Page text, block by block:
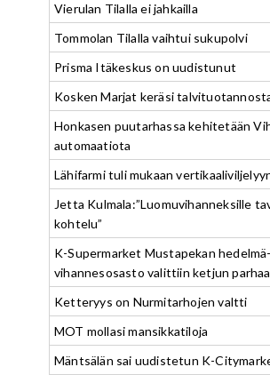
Vierulan Tilalla ei jahkailla
Tommolan Tilalla vaihtui sukupolvi
Prisma Itäkeskus on uudistunut
Kosken Marjat keräsi
Honkasen puutarhassa kehitetään
automaatiota
Lähifarmi tuli mukaan
Jetta Kulmala:”Luomuvihanneksille
kohtelu”
K-Supermarket Mustapekan
vihannesosasto valittiin ketjun
Ketteryys on Nurmitarhojen valtti
MOT mollasi mansikkatiloja
Mäntsälän sai uudistetun K-